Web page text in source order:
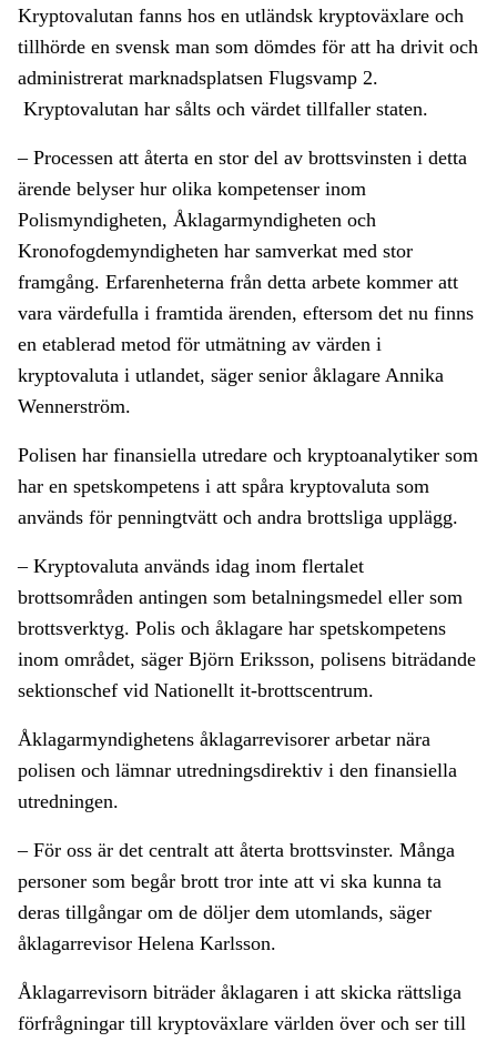
Kryptovalutan fanns hos en utländsk kryptoväxlare och
tillhörde en svensk man som dömdes för att ha drivit och
administrerat marknadsplatsen Flugsvamp 2.
Kryptovalutan har sålts och värdet tillfaller staten.
– Processen att återta en stor del av brottsvinsten i detta
ärende belyser hur olika kompetenser inom
Polismyndigheten, Åklagarmyndigheten och
Kronofogdemyndigheten har samverkat med stor
framgång. Erfarenheterna från detta arbete kommer att
vara värdefulla i framtida ärenden, eftersom det nu finns
en etablerad metod för utmätning av värden i
kryptovaluta i utlandet, säger senior åklagare Annika
Wennerström.
Polisen har finansiella utredare och kryptoanalytiker som
har en spetskompetens i att spåra kryptovaluta som
används för penningtvätt och andra brottsliga upplägg.
– Kryptovaluta används idag inom flertalet
brottsområden antingen som betalningsmedel eller som
brottsverktyg. Polis och åklagare har spetskompetens
inom området, säger Björn Eriksson, polisens biträdande
sektionschef vid Nationellt it-brottscentrum.
Åklagarmyndighetens åklagarrevisorer arbetar nära
polisen och lämnar utredningsdirektiv i den finansiella
utredningen.
– För oss är det centralt att återta brottsvinster. Många
personer som begår brott tror inte att vi ska kunna ta
deras tillgångar om de döljer dem utomlands, säger
åklagarrevisor Helena Karlsson.
Åklagarrevisorn biträder åklagaren i att skicka rättsliga
förfrågningar till kryptoväxlare världen över och ser till